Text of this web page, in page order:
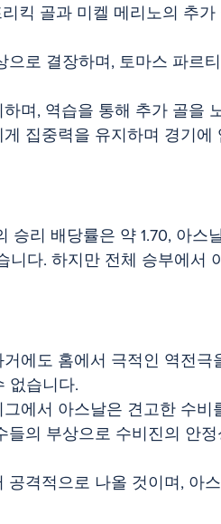
킥 골과 미켈 메리노의 추가
으로 결장하며, 토마스 파르
며, 역습을 통해 추가 골을
집중력을 유지하며 경기에
승리 배당률은 약 1.70, 아스
니다. 하지만 전체 승부에서
에도 홈에서 극적인 역전극
습니다.
에서 아스날은 견고한 수비
들의 부상으로 수비진의 안
공격적으로 나올 것이며, 아